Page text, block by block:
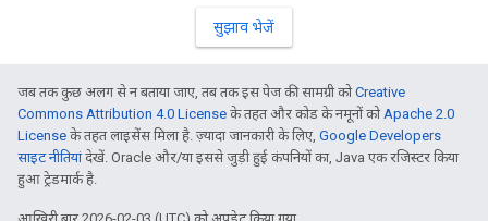
सुझाव भेजें
जब तक कुछ अलग से न बताया जाए, तब तक इस पेज की सामग्री कोCreative
Commons Attribution 4.0 License के तहत और कोड के नमूनों कोApache 2.0
License के तहत लाइसेंस मिला है. ज़्यादा जानकारी के लिए, Google Developers
साइट नीतियांदेखें. Oracle और/या इससे जुड़ी हुई कंपनियों का, Java एक रजिस्टर किया
हुआ ट्रेडमार्क है.